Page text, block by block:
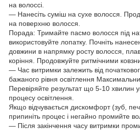
на волоссі.
― Нанесіть суміш на сухе волосся.
на поверхню волосся.
Порада: Тримайте пасмо волосся під
використовуйте лопатку. Почніть
довжини в напрямку росту волосся,
коріння. Продовжуйте ритмічними
― Час витримки залежить від
бажаного рівня освітлення
Перевіряйте результат що 5-10 хвилин
процесу освітлення.
Якщо відчувається дискомфорт (зуб,
припиніть процес і негайно промийте
― Після закінчення часу витримки